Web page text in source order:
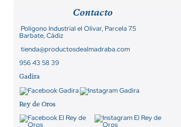
Contacto
Polígono Industrial el Olivar, Parcela 7.5
Barbate, Cádiz
tienda@productosdealmadraba.com
956 43 58 39
Gadira
Rey de Oros